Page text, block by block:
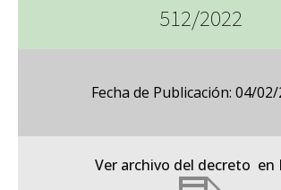
512/2022
Fecha de Publicación: 04/
Ver archivo del decreto en